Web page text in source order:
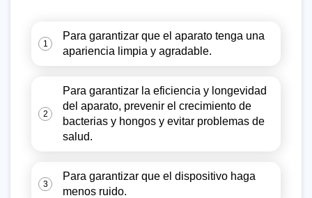
1
Para garantizar que el aparato tenga una
apariencia limpia y agradable.
2
Para garantizar la eficiencia y longevidad
del aparato, prevenir el crecimiento de
bacterias y hongos y evitar problemas de
salud.
3
Para garantizar que el dispositivo haga
menos ruido.